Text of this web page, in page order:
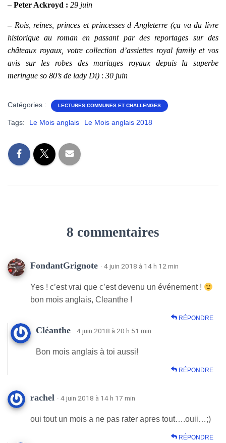
– Peter Ackroyd : 29 juin
– Rois, reines, princes et princesses d Angleterre (ça va du livre
historique au roman en passant par des reportages sur des
châteaux royaux, votre collection d’assiettes royal family et vos
avis sur les robes des mariages royaux depuis la superbe
meringue so 80’s de lady Di) : 30 juin
Catégories : LECTURES COMMUNES ET CHALLENGES
Tags: Le Mois anglais Le Mois anglais 2018
8 commentaires
FondantGrignote · 4 juin 2018 à 14 h 12 min
Yes ! c’est vrai que c’est devenu un événement !
bon mois anglais, Cleanthe !
RÉPONDRE
Cléanthe · 4 juin 2018 à 20 h 51 min
Bon mois anglais à toi aussi!
RÉPONDRE
rachel · 4 juin 2018 à 14 h 17 min
oui tout un mois a ne pas rater apres tout….ouii…;)
RÉPONDRE